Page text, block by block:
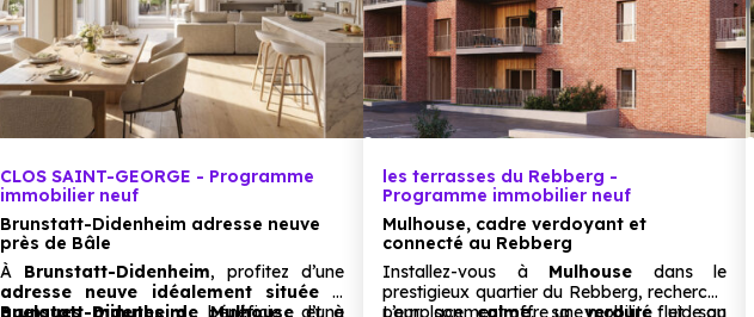
Collège Kennedy à 2.5 km, soit 4 min en voiture ou à 2.3 km, soit 27 min à
Lycée :
Lycée professionnel Charles Stoessel à 3.5 km, soit 5 min en voiture ou à
Supérieur :
Cfa de l'artisanat Cfaa à 3.3 km, soit 6 min en voiture ou à 3.1 km, soit 37
Commerces :
CLOS SAINT-GEORGE - Programme
immobilier neuf
Brunstatt-Didenheim adresse neuve
près de Bâle
À Brunstatt-Didenheim, profitez d’une
adresse neuve idéalement située à
quelques minutes de Mulhouse et à
Brunstatt-Didenheimbénéficie d’une
les terrasses du Rebberg -
Programme immobilier neuf
Mulhouse, cadre verdoyant et
connecté au Rebberg
Installez-vous à Mulhouse dans le
prestigieux quartier du Rebberg, recherché
pour soncalme, saverdure et son
L’emplacement offre une mobilité fluide au